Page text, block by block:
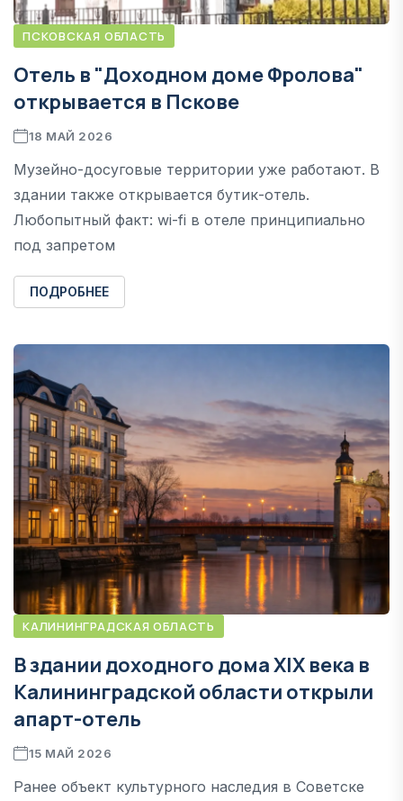
ПСКОВСКАЯ ОБЛАСТЬ
Отель в "Доходном доме Фролова"
открывается в Пскове
18 МАЙ 2026
Музейно-досуговые территории уже работают. В
здании также открывается бутик-отель.
Любопытный факт: wi-fi в отеле принципиально
под запретом
ПОДРОБНЕЕ
КАЛИНИНГРАДСКАЯ ОБЛАСТЬ
В здании доходного дома XIX века в
Калининградской области открыли
апарт-отель
15 МАЙ 2026
Ранее объект культурного наследия в Советске